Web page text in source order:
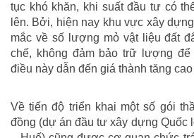
tục khó khăn, khi suất đầu tư có
lên. Bởi, hiện nay khu vực xây
mắc về số lượng mỏ vật liệu đất
chế, không đảm bảo trữ lượng
điều này dẫn đến giá thành tăng
Về tiến độ triển khai một số gói
đồng (dự án đầu tư xây dựng Quốc